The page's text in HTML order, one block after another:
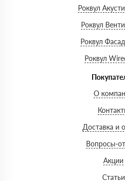
Роквул
Роквул
Роквул
Роквул
О
Доставка и
Вопросы-
Акции
Статьи